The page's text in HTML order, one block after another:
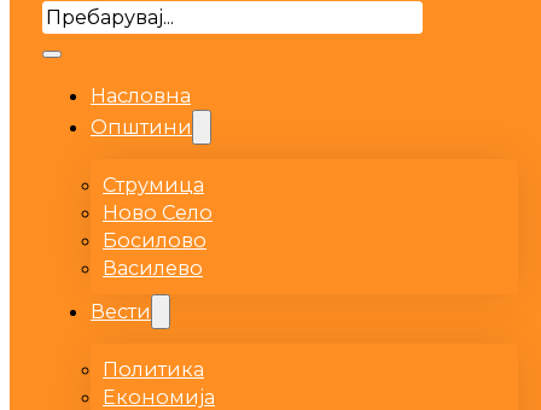
Search
Насловна
Општини
Струмица
Ново Село
Босилово
Василево
Вести
Политика
Економија